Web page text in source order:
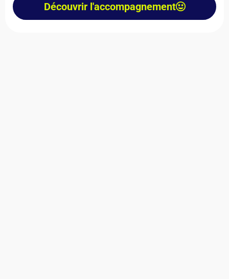
Découvrir l'accompagnement